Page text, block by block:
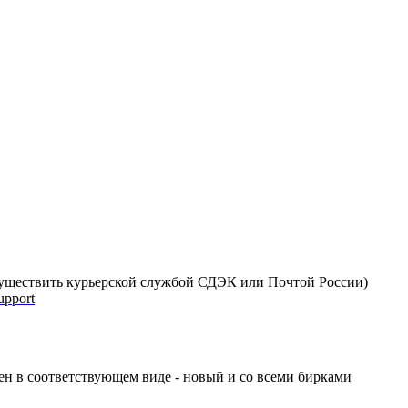
курьерской службой СДЭК или Почтой России)
в соответствующем виде - новый и со всеми бирками